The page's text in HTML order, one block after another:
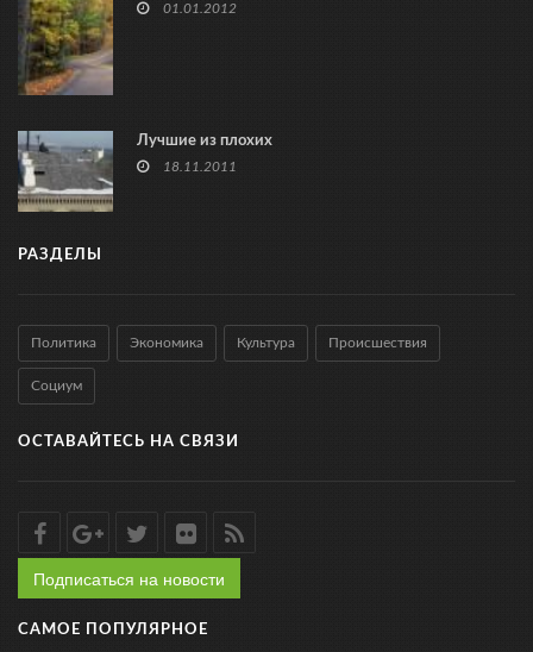
01.01.2012
Лучшие из плохих
18.11.2011
РАЗДЕЛЫ
Политика Экономика Культура Происшествия
Социум
ОСТАВАЙТЕСЬ НА СВЯЗИ
Подписаться на новости
САМОЕ ПОПУЛЯРНОЕ